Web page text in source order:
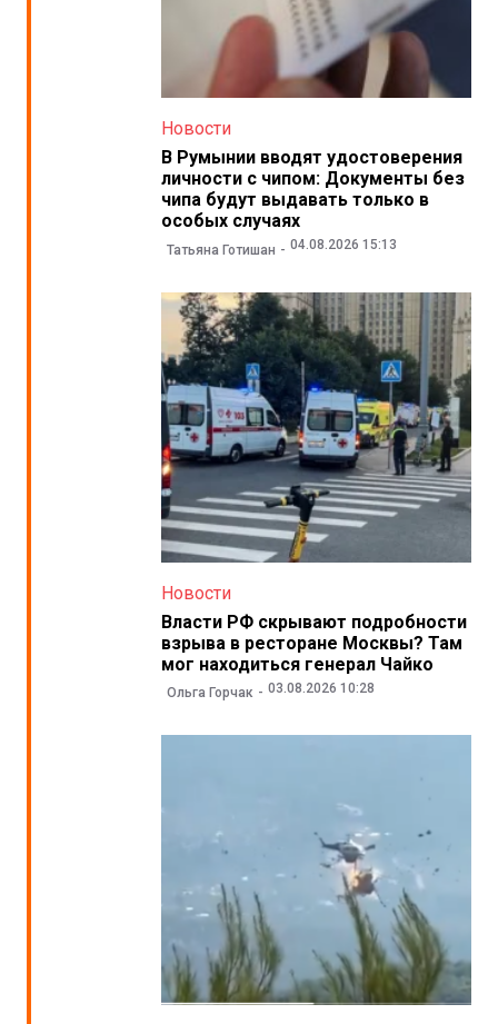
Новости
В Румынии вводят удостоверения
личности с чипом: Документы без
чипа будут выдавать только в
особых случаях
Татьяна Готишан 04.08.2026 15:13
Новости
Власти РФ скрывают подробности
взрыва в ресторане Москвы? Там
мог находиться генерал Чайко
Ольга Горчак 03.08.2026 10:28